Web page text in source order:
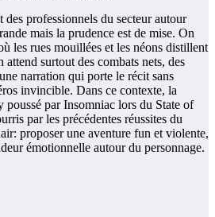
des professionnels du secteur autour
mais la prudence est de mise. On
les rues mouillées et les néons distillent
attend surtout des combats nets, des
narration qui porte le récit sans
invincible. Dans ce contexte, la
poussé par Insomniac lors du State of
par les précédentes réussites du
proposer une aventure fun et violente,
émotionnelle autour du personnage.